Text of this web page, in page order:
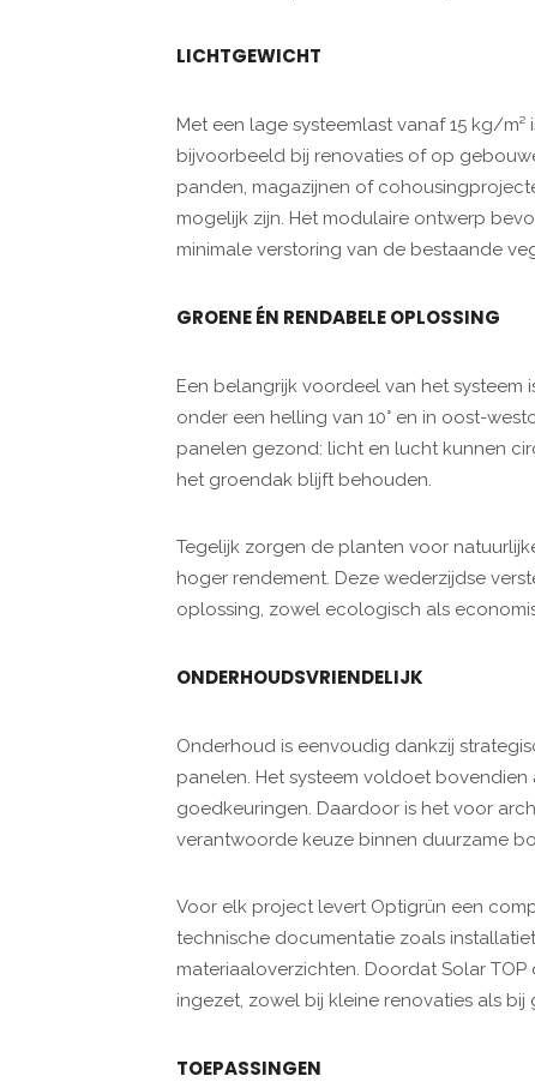
LICHTGEWICHT
Met een lage systeemlast vanaf 15 kg/
bijvoorbeeld bij renovaties of op
panden, magazijnen of
mogelijk zijn. Het modulaire ontwerp
minimale verstoring van de bestaande
GROENE ÉN RENDABELE OPLOSSING
Een belangrijk voordeel van het
onder een helling van 10° en in oost-
panelen gezond: licht en lucht kunnen
het groendak blijft behouden.
Tegelijk zorgen de planten voor
hoger rendement. Deze wederzijdse
oplossing, zowel ecologisch als
ONDERHOUDSVRIENDELIJK
Onderhoud is eenvoudig dankzij
panelen. Het systeem voldoet
goedkeuringen. Daardoor is het voor
verantwoorde keuze binnen duurzame
Voor elk project levert Optigrün een
technische documentatie zoals
materiaaloverzichten. Doordat Solar
ingezet, zowel bij kleine renovaties als
TOEPASSINGEN